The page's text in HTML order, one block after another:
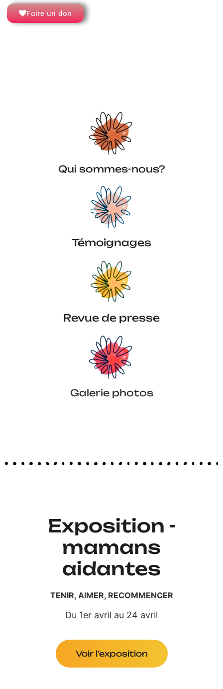
Faire un don
Qui sommes-nous?
Témoignages
Revue de presse
Galerie photos
Exposition -
mamans
aidantes
TENIR, AIMER, RECOMMENCER
Du 1er avril au 24 avril
Voir l’exposition